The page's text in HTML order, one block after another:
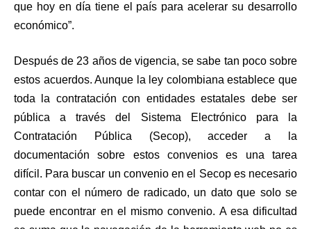
que hoy en día tiene el país para acelerar su desarrollo
económico”.
Después de 23 años de vigencia, se sabe tan poco sobre
estos acuerdos. Aunque la ley colombiana establece que
toda la contratación con entidades estatales debe ser
pública a través del Sistema Electrónico para la
Contratación Pública (Secop), acceder a la
documentación sobre estos convenios es una tarea
difícil. Para buscar un convenio en el Secop es necesario
contar con el número de radicado, un dato que solo se
puede encontrar en el mismo convenio. A esa dificultad